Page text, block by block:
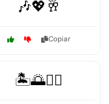
🎶💖🥂
Copiar
🏝️🌅🏄‍♂️